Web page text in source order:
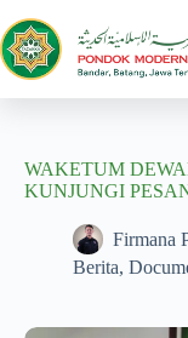
WAKETUM
KUNJUNGI
Firmana
Berita,